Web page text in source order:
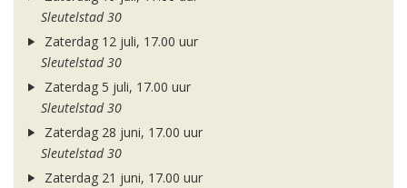
Sleutelstad 30
Zaterdag 12 juli, 17.00 uur
Sleutelstad 30
Zaterdag 5 juli, 17.00 uur
Sleutelstad 30
Zaterdag 28 juni, 17.00 uur
Sleutelstad 30
Zaterdag 21 juni, 17.00 uur